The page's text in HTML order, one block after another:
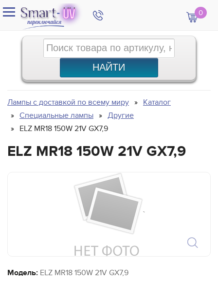
0
Лампы с доставкой по всему миру
Каталог
Специальные лампы
Другие
ELZ MR18 150W 21V GX7,9
ELZ MR18 150W 21V GX7,9
`
Модель: ELZ MR18 150W 21V GX7,9